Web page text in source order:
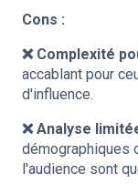
Cons :
❌ Complexité
accablant pour
d'influence.
❌ Analyse
démographiques
l'audience sont